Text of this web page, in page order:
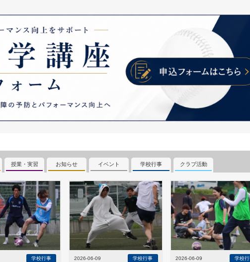
授業・実習 お知らせ イベント 学校行事 クラブ活動
学校行事 2026-06-09 学校行事 2026-06-09 学校